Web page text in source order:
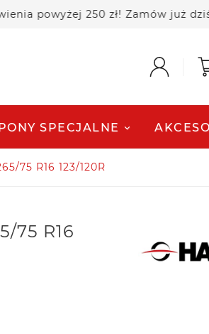
250 zł! Zamów już dziś i
SPECJALNE
75 R16 123/120R
75 R16